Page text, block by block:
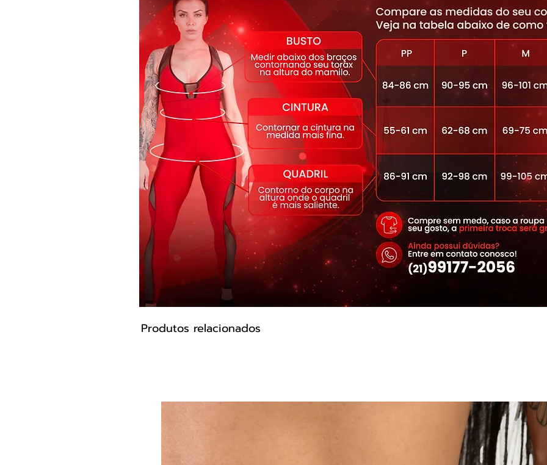
Produzida emtecido tecnológico Beach Print ®
, com proteção UV FPS 50,
secagem rápida e acabamento antibactericida, garante conforto, respirabilidade
e segurança durante qualquer atividade física. Além disso, a estampa100%
original Dynamitenão desbota nem solta tinta, mantendo a peça impecável
por muito mais tempo.
* Ideal para musculação, dança, aeróbicos, corridas ou até composições casuais
com estilo.
* Alta qualidade, original e exclusiva da Dynamite.
Composição: 85% Poliéster | 15% Elastano
Disponível nos tamanhos: PP, P, M, G e GG.
Produtos relacionados